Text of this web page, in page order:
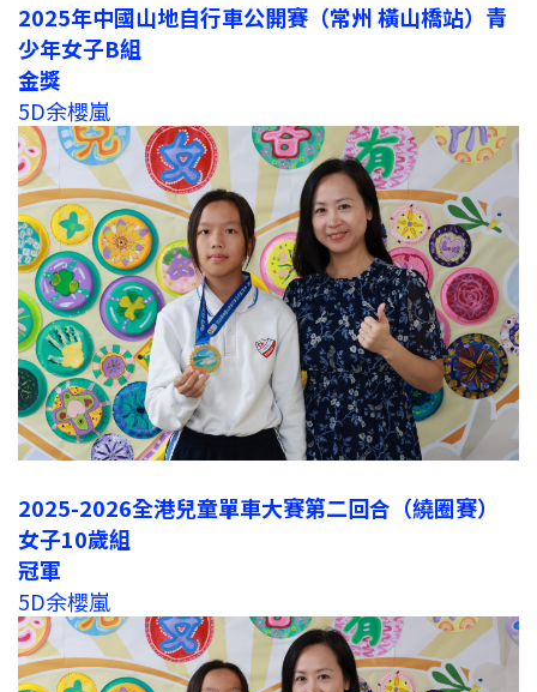
2025年中國山地自行車公開賽（常州 橫山橋站）青
少年女子B組
金獎
5D余櫻嵐
2025-2026全港兒童單車大賽第二回合（繞圈賽）
女子10歲組
冠軍
5D余櫻嵐